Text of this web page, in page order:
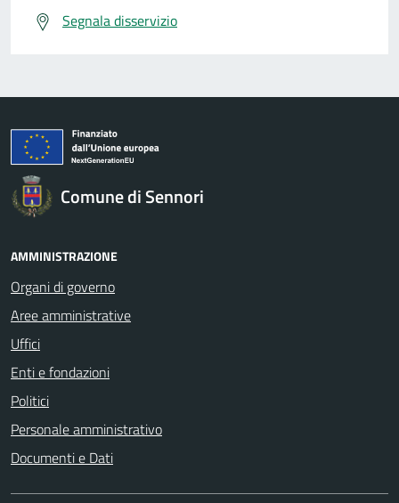
Segnala disservizio
Comune di Sennori
AMMINISTRAZIONE
Organi di governo
Aree amministrative
Uffici
Enti e fondazioni
Politici
Personale amministrativo
Documenti e Dati